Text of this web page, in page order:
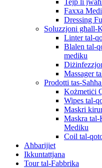
Tejp li
Faxxa
Dressing
Soluzzjoni għall-
Linter tal-
Blalen tal-
mediku
Massager
Prodotti tas-
Kożmetiċi
Wipes tal-
Maskri
Maskra
Mediku
Coil tal-
Aħbarijiet
Ikkuntattjana
Tour tal-Fabbrika